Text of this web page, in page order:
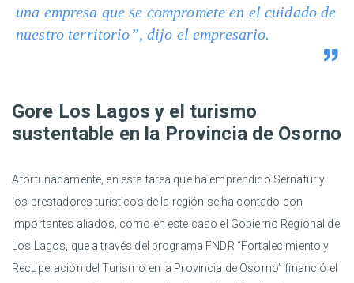
una empresa que se compromete en el cuidado de
nuestro territorio”, dijo el empresario.
Gore Los Lagos y el turismo
sustentable en la Provincia de Osorno
Afortunadamente, en esta tarea que ha emprendido Sernatur y
los prestadores turísticos de la región se ha contado con
importantes aliados, como en este caso el Gobierno Regional de
Los Lagos, que a través del programa FNDR “Fortalecimiento y
Recuperación del Turismo en la Provincia de Osorno” financió el